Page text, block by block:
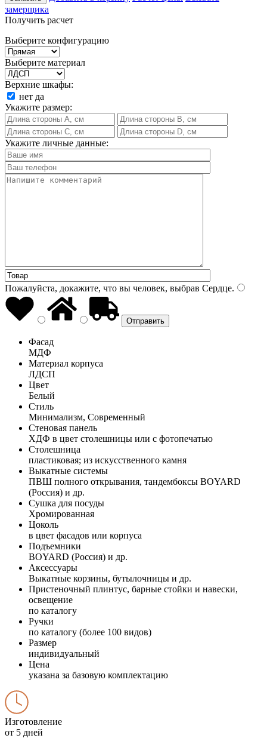
замерщика
Получить расчет
Выберите конфигурацию
Выберите материал
Верхние шкафы:
нет да
Укажите размер:
Укажите личные данные:
Пожалуйста, докажите, что вы человек, выбрав Сердце.
Фасад
МДФ
Материал корпуса
ЛДСП
Цвет
Белый
Стиль
Минимализм, Современный
Стеновая панель
ХДФ в цвет столешницы или с фотопечатью
Столешница
пластиковая; из искусственного камня
Выкатные системы
ПВШ полного открывания, тандембоксы BOYARD
(Россия) и др.
Сушка для посуды
Хромированная
Цоколь
в цвет фасадов или корпуса
Подъемники
BOYARD (Россия) и др.
Аксессуары
Выкатные корзины, бутылочницы и др.
Пристеночный плинтус, барные стойки и навески,
освещение
по каталогу
Ручки
по каталогу (более 100 видов)
Размер
индивидуальный
Цена
указана за базовую комплектацию
Изготовление
от 5 дней